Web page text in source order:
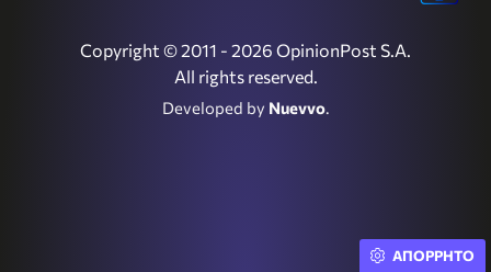
Copyright © 2011 - 2026 OpinionPost S.A.
All rights reserved.
Developed by Nuevvo.
ΑΠΟΡΡΗΤΟ